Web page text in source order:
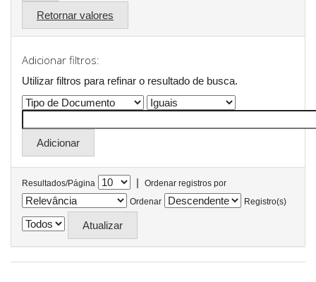
Retornar valores
Adicionar filtros:
Utilizar filtros para refinar o resultado de busca.
Resultados/Página |
Ordenar registros por
Ordenar
Registro(s)